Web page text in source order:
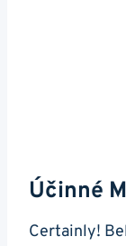
Účinné
Certainly!